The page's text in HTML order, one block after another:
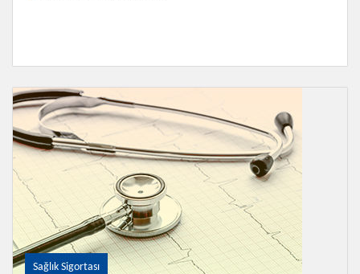
Sağlık Sigortası